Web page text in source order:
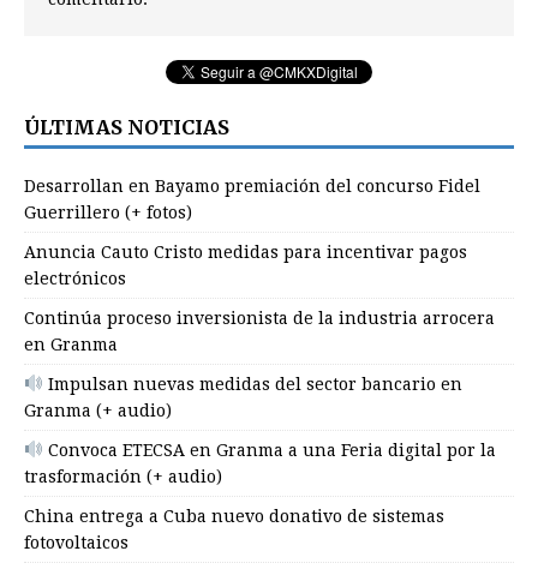
ÚLTIMAS NOTICIAS
Desarrollan en Bayamo premiación del concurso Fidel
Guerrillero (+ fotos)
Anuncia Cauto Cristo medidas para incentivar pagos
electrónicos
Continúa proceso inversionista de la industria arrocera
en Granma
Impulsan nuevas medidas del sector bancario en
Granma (+ audio)
Convoca ETECSA en Granma a una Feria digital por la
trasformación (+ audio)
China entrega a Cuba nuevo donativo de sistemas
fotovoltaicos